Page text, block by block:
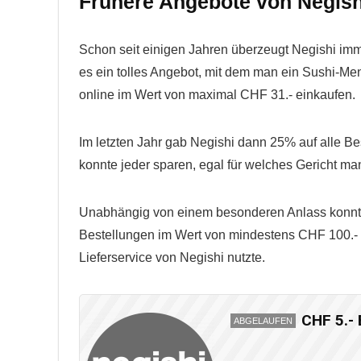
Schon seit einigen Jahren überzeugt Negishi
es ein tolles Angebot, mit dem man ein Sushi-
online im Wert von maximal CHF 31.- einkaufen.
Im letzten Jahr gab Negishi dann 25% auf alle
konnte jeder sparen, egal für welches Gericht
Unabhängig von einem besonderen Anlass
Bestellungen im Wert von mindestens CHF
Lieferservice von Negishi nutzte.
ABGELAUFEN CHF